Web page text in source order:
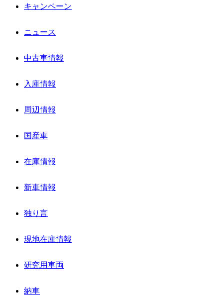
キャンペーン
ニュース
中古車情報
入庫情報
周辺情報
国産車
在庫情報
新車情報
独り言
現地在庫情報
研究用車両
納車